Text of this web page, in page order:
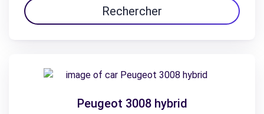
Rechercher
Peugeot 3008 hybrid